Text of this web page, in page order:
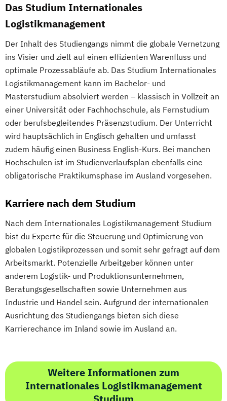
Das Studium Internationales
Logistikmanagement
Der Inhalt des Studiengangs nimmt die globale Vernetzung
ins Visier und zielt auf einen effizienten Warenfluss und
optimale Prozessabläufe ab. Das Studium Internationales
Logistikmanagement kann im Bachelor- und
Masterstudium absolviert werden – klassisch in Vollzeit an
einer Universität oder Fachhochschule, als Fernstudium
oder berufsbegleitendes Präsenzstudium. Der Unterricht
wird hauptsächlich in Englisch gehalten und umfasst
zudem häufig einen Business English-Kurs. Bei manchen
Hochschulen ist im Studienverlaufsplan ebenfalls eine
obligatorische Praktikumsphase im Ausland vorgesehen.
Karriere nach dem Studium
Nach dem Internationales Logistikmanagement Studium
bist du Experte für die Steuerung und Optimierung von
globalen Logistikprozessen und somit sehr gefragt auf dem
Arbeitsmarkt. Potenzielle Arbeitgeber können unter
anderem Logistik- und Produktionsunternehmen,
Beratungsgesellschaften sowie Unternehmen aus
Industrie und Handel sein. Aufgrund der internationalen
Ausrichtung des Studiengangs bieten sich diese
Karrierechance im Inland sowie im Ausland an.
Weitere Informationen zum
Internationales Logistikmanagement